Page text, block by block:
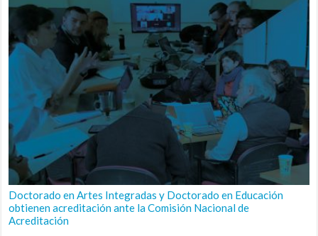
Doctorado en Artes Integradas y Doctorado en Educación
obtienen acreditación ante la Comisión Nacional de
Acreditación